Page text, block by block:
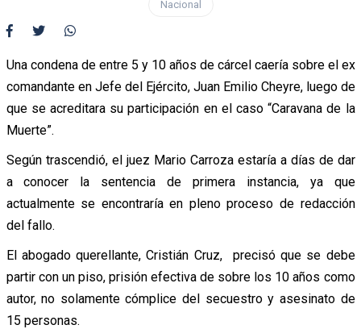
Nacional
Una condena de entre 5 y 10 años de cárcel caería sobre el ex
comandante en Jefe del Ejército, Juan Emilio Cheyre, luego de
que se acreditara su participación en el caso “Caravana de la
Muerte”.
Según trascendió, el juez Mario Carroza estaría a días de dar
a conocer la sentencia de primera instancia, ya que
actualmente se encontraría en pleno proceso de redacción
del fallo.
El abogado querellante, Cristián Cruz, precisó que se debe
partir con un piso, prisión efectiva de sobre los 10 años como
autor, no solamente cómplice del secuestro y asesinato de
15 personas.